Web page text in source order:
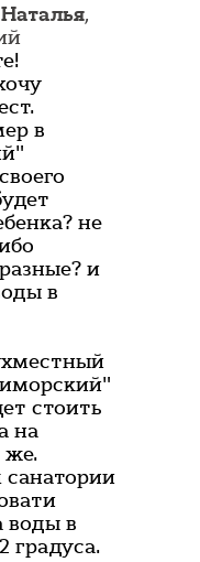
Наталья,
в
не
и
в
стоить
на
же.
воды в
градуса.